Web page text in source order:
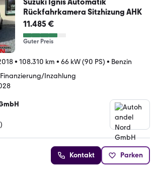
Rückfahrkamera Sitzhizung AHK
11.485 €
Guter Preis
• 108.310 km • 66 kW (90 PS) • Benzin
Finanzierung/Inzahlung
)
Kontakt Parken